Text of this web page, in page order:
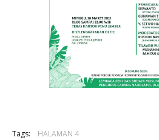
Tags: HALAMAN 4